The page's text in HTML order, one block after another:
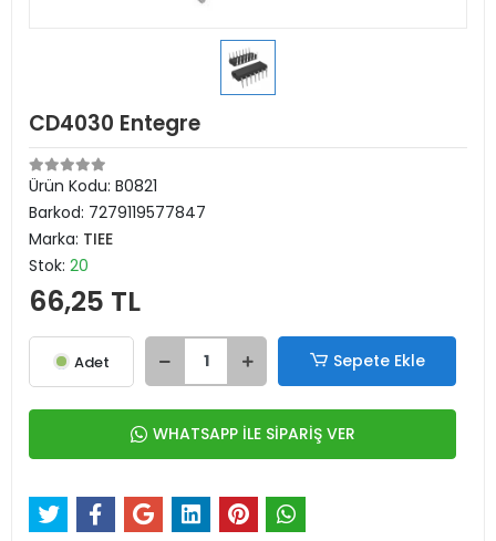
CD4030 Entegre
Ürün Kodu: B0821
Barkod: 7279119577847
Marka: TIEE
Stok: 20
66,25 TL
Adet Sepete Ekle
WHATSAPP İLE SİPARİŞ VER